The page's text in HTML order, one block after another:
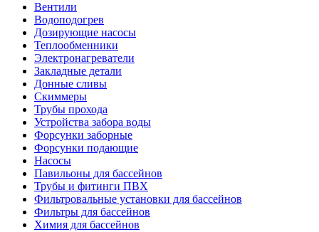
Вентили
Водоподогрев
Дозирующие насосы
Теплообменники
Электронагреватели
Закладные детали
Донные сливы
Скиммеры
Трубы прохода
Устройства забора воды
Форсунки заборные
Форсунки подающие
Насосы
Павильоны для бассейнов
Трубы и фитинги ПВХ
Фильтровальные установки для бассейнов
Фильтры для бассейнов
Химия для бассейнов